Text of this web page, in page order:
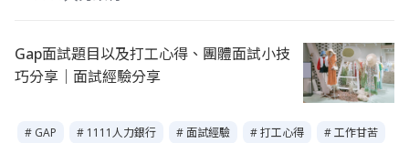
Gap面試題目以及打工心得、團體面試小技
巧分享｜面試經驗分享
# GAP # 1111人力銀行 # 面試經驗 # 打工心得
# 工作甘苦